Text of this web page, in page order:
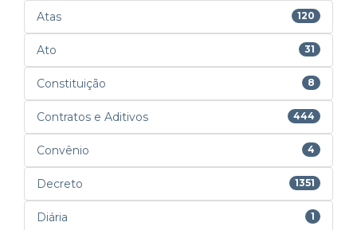
Atas 120
Ato 31
Constituição 8
Contratos e Aditivos 444
Convênio 4
Decreto 1351
Diária 1